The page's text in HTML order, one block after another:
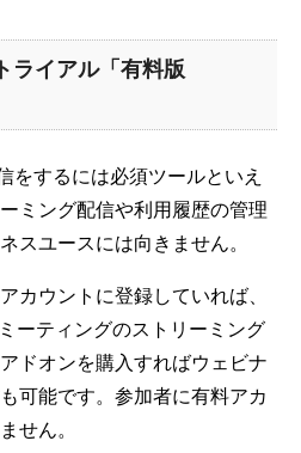
ライアル「有料版
をするには必須ツールといえ
ミング配信や利用履歴の管理
スユースには向きません。
カウントに登録していれば、
ーティングのストリーミング
ドオンを購入すればウェビナ
可能です。参加者に有料アカ
せん。